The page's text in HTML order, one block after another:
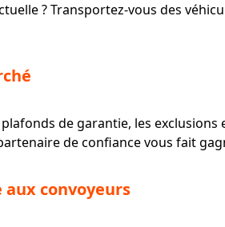
? Transportez-vous des
plafonds de garantie, les
de confiance vous fait
convoyeurs